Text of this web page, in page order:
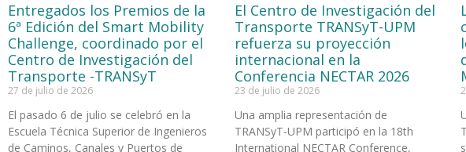
Entregados los Premios de la
6ª Edición del Smart Mobility
Challenge, coordinado por el
Centro de Investigación del
Transporte -TRANSyT
27 de julio de 2026
El pasado 6 de julio se celebró en la
Escuela Técnica Superior de Ingenieros
de Caminos, Canales y Puertos de
El Centro de Investigación del
Transporte TRANSyT-UPM
refuerza su proyección
internacional en la
Conferencia NECTAR 2026
23 de julio de 2026
Una amplia representación de
TRANSyT-UPM participó en la 18th
International NECTAR Conference,